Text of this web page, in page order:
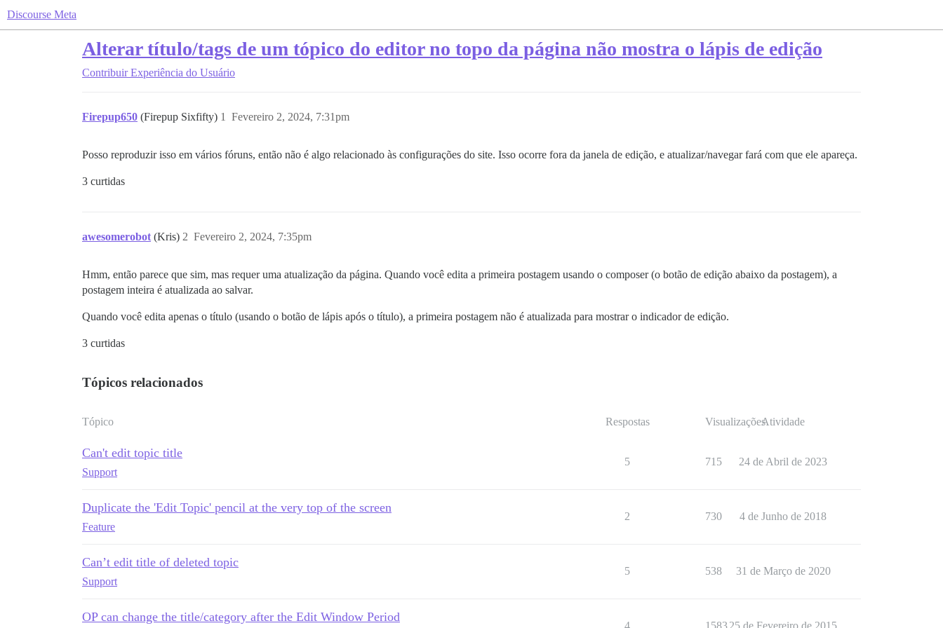
Discourse Meta
Alterar título/tags de um tópico do editor no topo da página não mostra o lápis de edição
Contribuir Experiência do Usuário
Firepup650 (Firepup Sixfifty) Fevereiro 2, 2024, 7:31pm
1
Posso reproduzir isso em vários fóruns, então não é algo relacionado às configurações do site. Isso ocorre fora da janela de edição, e atualizar/navegar fará com que ele apareça.
3 curtidas
awesomerobot (Kris) Fevereiro 2, 2024, 7:35pm
2
Hmm, então parece que sim, mas requer uma atualização da página. Quando você edita a primeira postagem usando o composer (o botão de edição abaixo da postagem), a
postagem inteira é atualizada ao salvar.
Quando você edita apenas o título (usando o botão de lápis após o título), a primeira postagem não é atualizada para mostrar o indicador de edição.
3 curtidas
Tópicos relacionados
Tópico Respostas VisualizaçõesAtividade
Can't edit topic title
Support
5 715 24 de Abril de 2023
Duplicate the 'Edit Topic' pencil at the very top of the screen
Feature
2 730 4 de Junho de 2018
Can’t edit title of deleted topic
Support
5 538 31 de Março de 2020
OP can change the title/category after the Edit Window Period
4 158325 de Fevereiro de 2015